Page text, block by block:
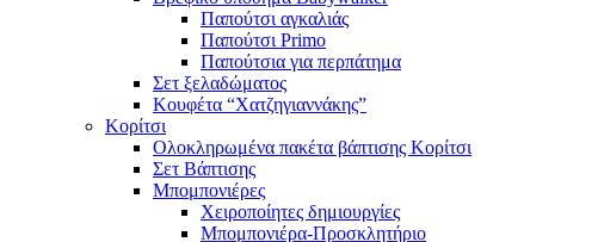
Παπούτσι αγκαλιάς
Παπούτσι Primo
Παπούτσια για περπάτημα
Σετ ξελαδώματος
Κουφέτα “Χατζηγιαννάκης”
Κορίτσι
Ολοκληρωμένα πακέτα βάπτισης Κορίτσι
Σετ Βάπτισης
Μπομπονιέρες
Χειροποίητες δημιουργίες
Μπομπονιέρα-Προσκλητήριο